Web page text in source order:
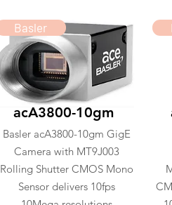
Basler
acA3800-10gm
Basler acA3800-10gm GigE
Camera with MT9J003
Rolling Shutter CMOS Mono
Sensor delivers 10fps